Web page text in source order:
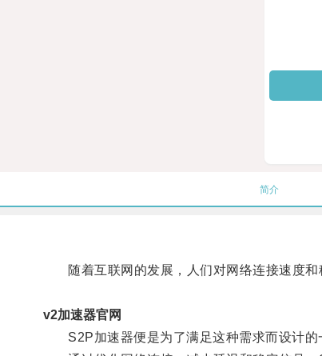
简介
随着互联网的发展，人们对网络连接速度和
v2加速器官网
S2P加速器便是为了满足这种需求而设计的